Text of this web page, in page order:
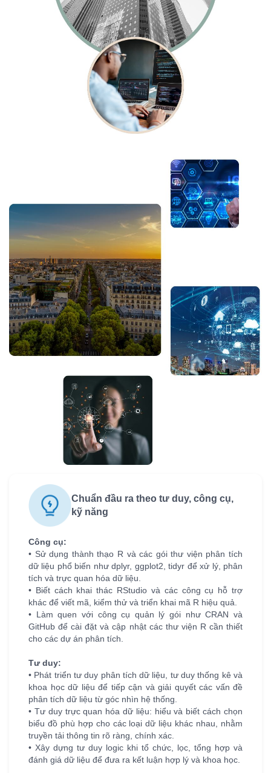
Chuẩn đầu ra theo tư duy, công cụ,
kỹ năng
Công cụ:
• Sử dụng thành thạo R và các gói thư viện phân tích
dữ liệu phổ biến như dplyr, ggplot2, tidyr để xử lý, phân
tích và trực quan hóa dữ liệu.
• Biết cách khai thác RStudio và các công cụ hỗ trợ
khác để viết mã, kiểm thử và triển khai mã R hiệu quả.
• Làm quen với công cụ quản lý gói như CRAN và
GitHub để cài đặt và cập nhật các thư viện R cần thiết
cho các dự án phân tích.
Tư duy:
• Phát triển tư duy phân tích dữ liệu, tư duy thống kê và
khoa học dữ liệu để tiếp cận và giải quyết các vấn đề
phân tích dữ liệu từ góc nhìn hệ thống.
• Tư duy trực quan hóa dữ liệu: hiểu và biết cách chọn
biểu đồ phù hợp cho các loại dữ liệu khác nhau, nhằm
truyền tải thông tin rõ ràng, chính xác.
• Xây dựng tư duy logic khi tổ chức, lọc, tổng hợp và
đánh giá dữ liệu để đưa ra kết luận hợp lý và khoa học.